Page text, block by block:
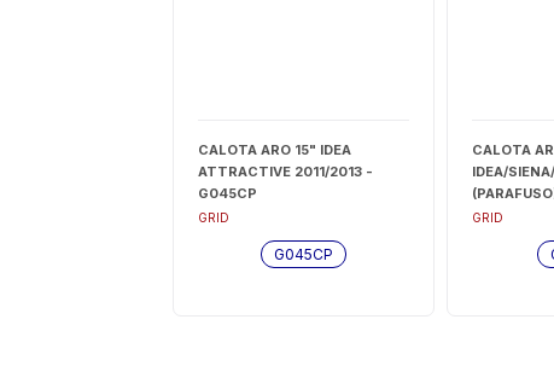
CALOTA ARO 15" IDEA
ATTRACTIVE 2011/2013 -
G045CP
GRID
G045CP
CALOTA
IDEA/
GRID